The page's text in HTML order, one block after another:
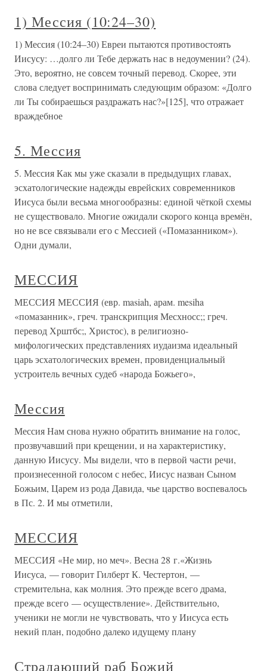
1) Мессия (10:24–30)
1) Мессия (10:24–30) Евреи пытаются противостоять
Иисусу: …долго ли Тебе держать нас в недоумении? (24).
Это, вероятно, не совсем точный перевод. Скорее, эти
слова следует воспринимать следующим образом: «Долго
ли Ты собираешься раздражать нас?»[125], что отражает
враждебное
5. Мессия
5. Мессия Как мы уже сказали в предыдущих главах,
эсхатологические надежды еврейских современников
Иисуса были весьма многообразны: единой чёткой схемы
не существовало. Многие ожидали скорого конца времён,
но не все связывали его с Мессией («Помазанником»).
Одни думали,
МЕССИЯ
МЕССИЯ МЕССИЯ (евр. masiah, арам. mesiha
«помазанник», греч. транскрипция Месхносс;; греч.
перевод Хрштбс;, Христос), в религиоз­но-
мифологических представлениях иудаизма идеальный
царь эсхато­логических времен, провиденциальный
устроитель вечных судеб «народа Божьего»,
Мессия
Мессия Нам снова нужно обратить внимание на голос,
прозвучавший при крещении, и на характеристику,
данную Иисусу. Мы видели, что в первой части речи,
произнесенной голосом с небес, Иисус назван Сыном
Божьим, Царем из рода Давида, чье царство воспевалось
в Пс. 2. И мы отметили,
МЕССИЯ
МЕССИЯ «Не мир, но меч». Весна 28 г.«Жизнь
Иисуса, — говорит Гилберт К. Честертон, —
стремительна, как молния. Это прежде всего драма,
прежде всего — осуществление». Действительно,
ученики не могли не чувствовать, что у Иисуса есть
некий план, подобно далеко идущему плану
Страдающий раб Божий